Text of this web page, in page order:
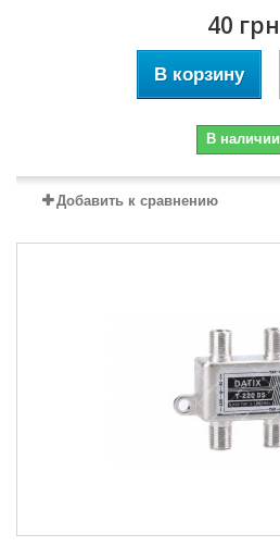
40 грн
В корзину
В наличии
Добавить к сравнению